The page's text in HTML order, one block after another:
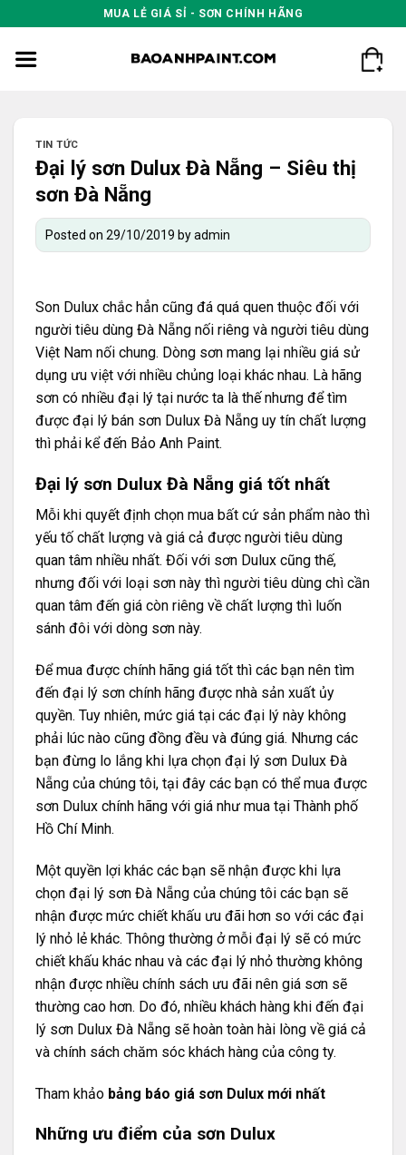
to
content
MUA LẺ GIÁ SỈ - SƠN CHÍNH HÃNG
TIN TỨC
Đại lý sơn Dulux Đà Nẵng – Siêu thị
sơn Đà Nẵng
Posted on 29/10/2019 byadmin
Son Dulux chắc hẳn cũng đá quá quen thuộc đối với
người tiêu dùng Đà Nẵng nối riêng và người tiêu dùng
Việt Nam nối chung. Dòng sơn mang lại nhiều giá sử
dụng ưu việt với nhiều chủng loại khác nhau. Là hãng
sơn có nhiều đại lý tại nước ta là thế nhưng để tìm
được đại lý bán sơn Dulux Đà Nẵng uy tín chất lượng
thì phải kể đến Bảo Anh Paint.
Đại lý sơn Dulux Đà Nẵng giá tốt nhất
Mỗi khi quyết định chọn mua bất cứ sản phẩm nào thì
yếu tố chất lượng và giá cả được người tiêu dùng
quan tâm nhiều nhất. Đối với sơn Dulux cũng thế,
nhưng đối với loại sơn này thì người tiêu dùng chì cần
quan tâm đến giá còn riêng về chất lượng thì luốn
sánh đôi với dòng sơn này.
Để mua được chính hãng giá tốt thì các bạn nên tìm
đến đại lý sơn chính hãng được nhà sản xuất ủy
quyền. Tuy nhiên, mức giá tại các đại lý này không
phải lúc nào cũng đồng đều và đúng giá. Nhưng các
bạn đừng lo lắng khi lựa chọn đại lý sơn Dulux Đà
Nẵng của chúng tôi, tại đây các bạn có thể mua được
sơn Dulux chính hãng với giá như mua tại Thành phố
Hồ Chí Minh.
Một quyền lợi khác các bạn sẽ nhận được khi lựa
chọn đại lý sơn Đà Nẵng của chúng tôi các bạn sẽ
nhận được mức chiết khấu ưu đãi hơn so với các đại
lý nhỏ lẻ khác. Thông thường ở mỗi đại lý sẽ có mức
chiết khấu khác nhau và các đại lý nhỏ thường không
nhận được nhiều chính sách ưu đãi nên giá sơn sẽ
thường cao hơn. Do đó, nhiều khách hàng khi đến đại
lý sơn Dulux Đà Nẵng sẽ hoàn toàn hài lòng về giá cả
và chính sách chăm sóc khách hàng của công ty.
Tham khảo bảng báo giá sơn Dulux mới nhất
Những ưu điểm của sơn Dulux